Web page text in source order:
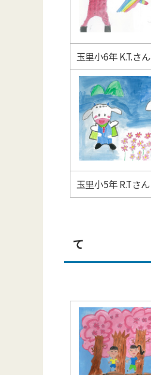
玉里小6年 K.T.さん
玉里小5年 R.Tさん
て